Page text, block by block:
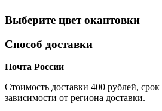
Выберите цвет окантовки
Способ доставки
Почта России
Cтоимость доставки 400 рублей,
зависимости от региона доставки.